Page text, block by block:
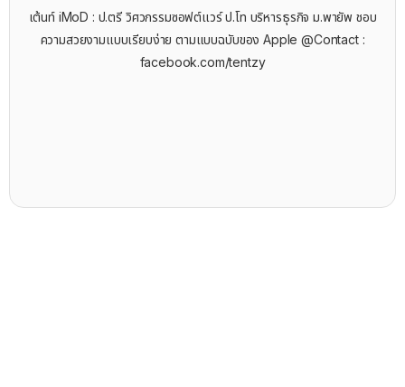
เต้นท์ iMoD : ป.ตรี วิศวกรรมซอฟต์แวร์ ป.โท บริหารธุรกิจ ม.พายัพ ชอบ
ความสวยงามแบบเรียบง่าย ตามแบบฉบับของ Apple @Contact :
facebook.com/tentzy